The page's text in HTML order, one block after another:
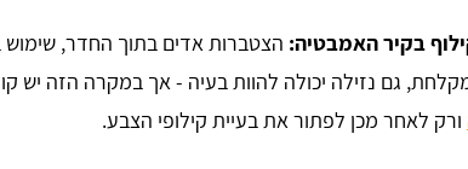
בקיר האמבטיה: הצטברות אדים בתוך החדר, שימוש
גם נזילה יכולה להוות בעיה - אך במקרה הזה יש
ורק לאחר מכן לפתור את בעיית קילופי הצבע.